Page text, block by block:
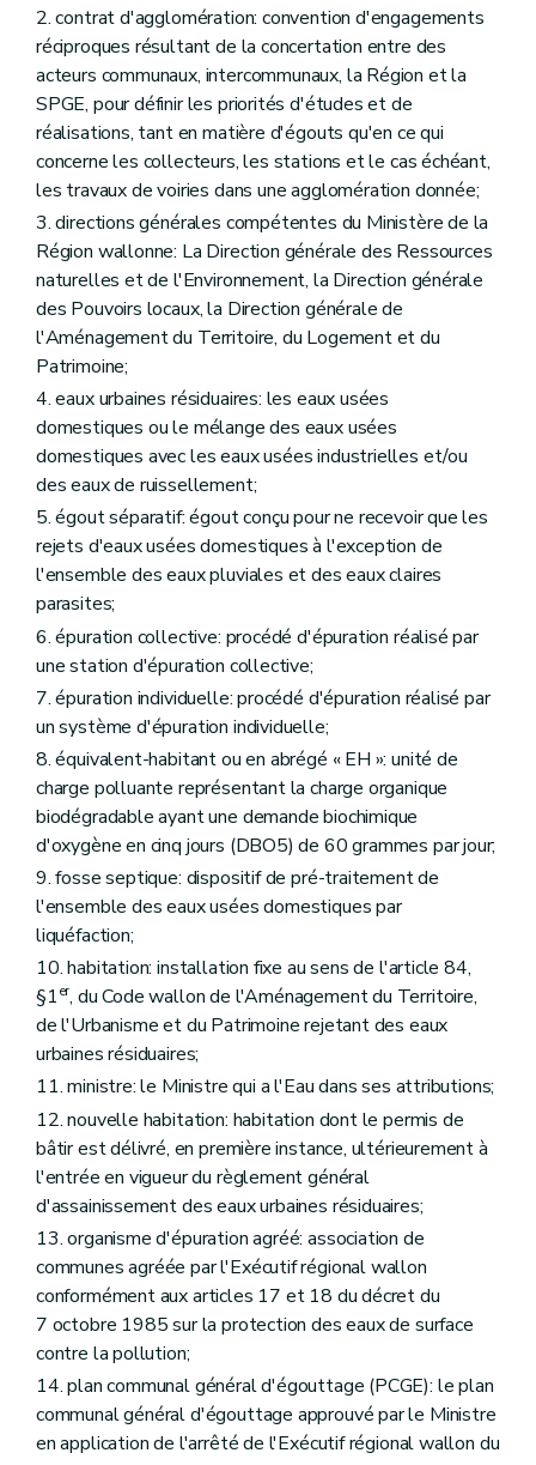
2. contrat d'agglomération: convention d'engagements
réciproques résultant de la concertation entre des
acteurs communaux, intercommunaux, la Région et la
SPGE, pour définir les priorités d'études et de
réalisations, tant en matière d'égouts qu'en ce qui
concerne les collecteurs, les stations et le cas échéant,
les travaux de voiries dans une agglomération donnée;
3. directions générales compétentes du Ministère de la
Région wallonne: La Direction générale des Ressources
naturelles et de l'Environnement, la Direction générale
des Pouvoirs locaux, la Direction générale de
l'Aménagement du Territoire, du Logement et du
Patrimoine;
4. eaux urbaines résiduaires: les eaux usées
domestiques ou le mélange des eaux usées
domestiques avec les eaux usées industrielles et/ou
des eaux de ruissellement;
5. égout séparatif: égout conçu pour ne recevoir que les
rejets d'eaux usées domestiques à l'exception de
l'ensemble des eaux pluviales et des eaux claires
parasites;
6. épuration collective: procédé d'épuration réalisé par
une station d'épuration collective;
7. épuration individuelle: procédé d'épuration réalisé par
un système d'épuration individuelle;
8. équivalent-habitant ou en abrégé « EH »: unité de
charge polluante représentant la charge organique
biodégradable ayant une demande biochimique
d'oxygène en cinq jours (DBO5) de 60 grammes par jour;
9. fosse septique: dispositif de pré-traitement de
l'ensemble des eaux usées domestiques par
liquéfaction;
10. habitation: installation fixe au sens de l'article 84,
§1er, du Code wallon de l'Aménagement du Territoire,
de l'Urbanisme et du Patrimoine rejetant des eaux
urbaines résiduaires;
11. ministre: le Ministre qui a l'Eau dans ses attributions;
12. nouvelle habitation: habitation dont le permis de
bâtir est délivré, en première instance, ultérieurement à
l'entrée en vigueur du règlement général
d'assainissement des eaux urbaines résiduaires;
13. organisme d'épuration agréé: association de
communes agréée par l'Exécutif régional wallon
conformément aux articles 17 et 18 du décret du
7 octobre 1985 sur la protection des eaux de surface
contre la pollution;
14. plan communal général d'égouttage (PCGE): le plan
communal général d'égouttage approuvé par le Ministre
en application de l'arrêté de l'Exécutif régional wallon du